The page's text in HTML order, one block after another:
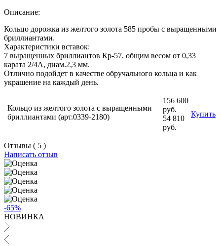
Описание:
Кольцо дорожка из желтого золота 585 пробы с выращенными
бриллиантами.
Характеристики вставок:
7 выращенных бриллиантов Кр-57, общим весом от 0,33
карата 2/4А, диам.2,3 мм.
Отлично подойдет в качестве обручального кольца и как
украшение на каждый день.
Кольцо из желтого золота с выращенными
бриллиантами (арт.0339-2180)
156 600
руб.
54 810
руб.
Купить
Отзывы ( 5 )
Написать отзыв
-65%
НОВИНКА